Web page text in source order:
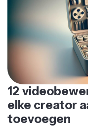
12
elke creator
toevoegen